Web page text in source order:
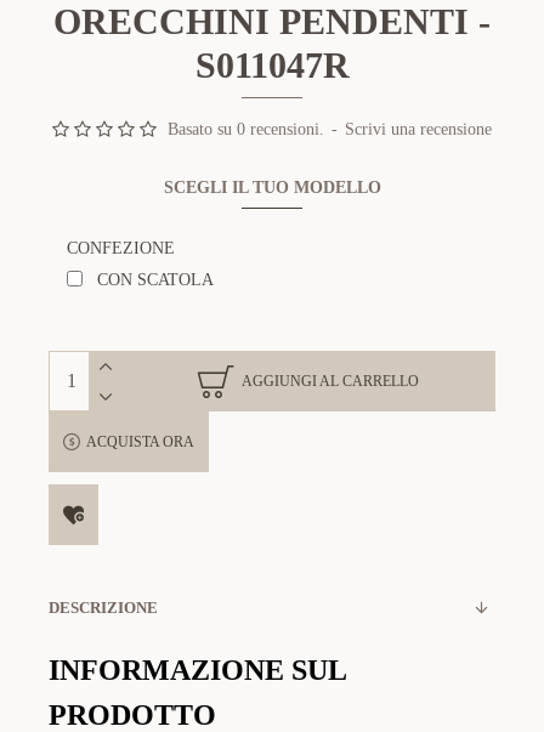
ORECCHINI PENDENTI -
S011047R
Basato su 0 recensioni. - Scrivi una recensione
SCEGLI IL TUO MODELLO
CONFEZIONE
CON SCATOLA
AGGIUNGI AL CARRELLO
ACQUISTA ORA
DESCRIZIONE
INFORMAZIONE SUL
PRODOTTO